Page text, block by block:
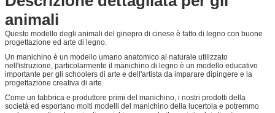
animali
Questo modello degli animali del ginepro di cinese è fatto di legno con buone
progettazione ed arte di legno.
Un manichino è un modello umano anatomico al naturale utilizzato
nell'istruzione, particolarmente il manichino di legno è un modello educativo
importante per gli schoolers di arte e dell'artista da imparare dipingere e la
progettazione creativa di arte.
Come un fabbrica e produttore primi del manichino, i nostri prodotti della
società ed esportano molti modelli del manichino della lucertola e potremmo